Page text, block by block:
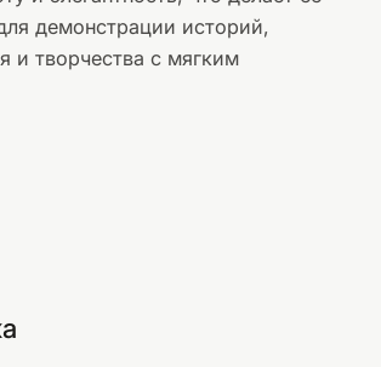
демонстрации историй,
и творчества с мягким